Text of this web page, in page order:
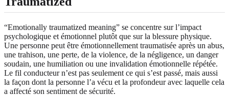
“Emotionally traumatized meaning” se concentre sur l’impact
psychologique et émotionnel plutôt que sur la blessure physique.
Une personne peut être émotionnellement traumatisée après un abus,
une trahison, une perte, de la violence, de la négligence, un danger
soudain, une humiliation ou une invalidation émotionnelle répétée.
Le fil conducteur n’est pas seulement ce qui s’est passé, mais aussi
la façon dont la personne l’a vécu et la profondeur avec laquelle cela
a affecté son sentiment de sécurité.